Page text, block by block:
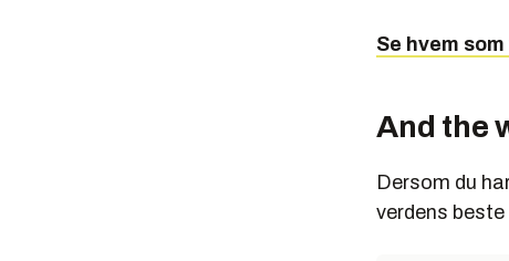
Se hvem
And the
Dersom du
verdens